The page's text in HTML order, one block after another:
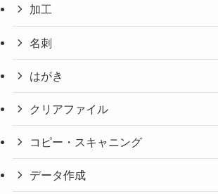
加工
名刺
はがき
クリアファイル
コピー・スキャニング
データ作成